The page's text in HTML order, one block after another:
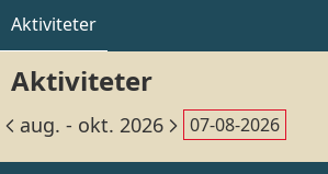
Aktiviteter
Aktiviteter
aug. - okt. 2026 07-08-2026